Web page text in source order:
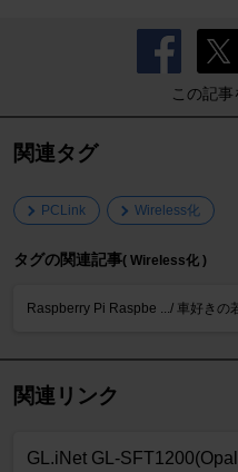
この記
関連タグ
PCLink Wireless化
タグの関連記事( Wireless化 )
Raspberry Pi Raspbe .../ 車好きの
関連リンク
GL.iNet GL-